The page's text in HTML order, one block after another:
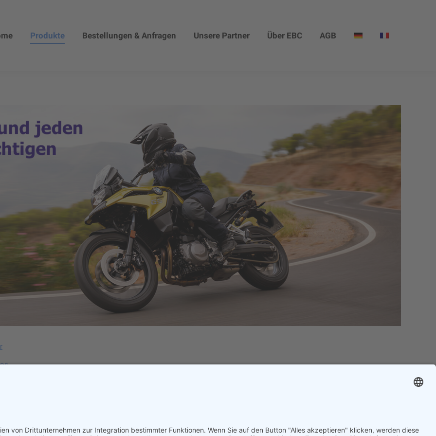
Produkte Bestellungen & Anfragen Unsere Partner Über EBC AGB